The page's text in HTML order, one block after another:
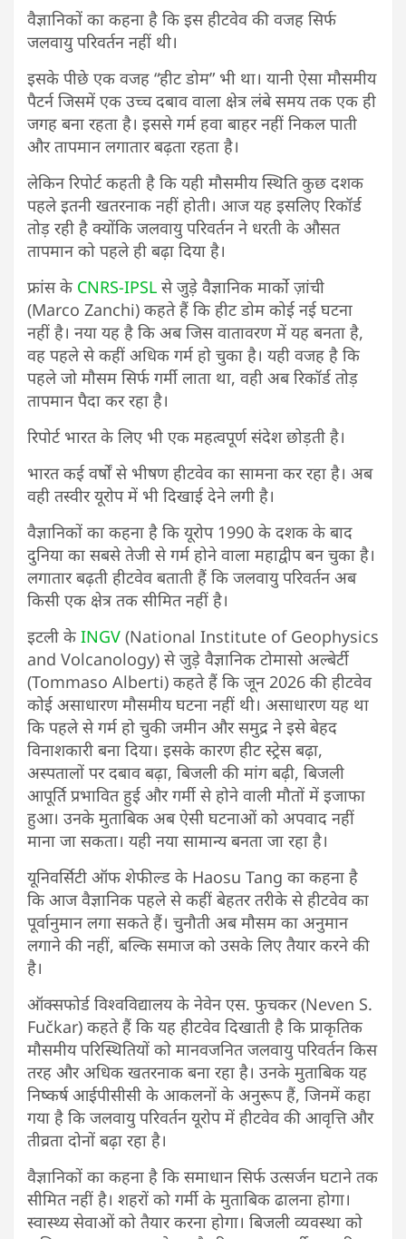
वैज्ञानिकों का कहना है कि इस हीटवेव की वजह सिर्फ
जलवायु परिवर्तन नहीं थी।
इसके पीछे एक वजह “हीट डोम” भी था। यानी ऐसा मौसमीय
पैटर्न जिसमें एक उच्च दबाव वाला क्षेत्र लंबे समय तक एक ही
जगह बना रहता है। इससे गर्म हवा बाहर नहीं निकल पाती
और तापमान लगातार बढ़ता रहता है।
लेकिन रिपोर्ट कहती है कि यही मौसमीय स्थिति कुछ दशक
पहले इतनी खतरनाक नहीं होती। आज यह इसलिए रिकॉर्ड
तोड़ रही है क्योंकि जलवायु परिवर्तन ने धरती के औसत
तापमान को पहले ही बढ़ा दिया है।
फ्रांस के CNRS-IPSL से जुड़े वैज्ञानिक मार्को ज़ांची
(Marco Zanchi) कहते हैं कि हीट डोम कोई नई घटना
नहीं है। नया यह है कि अब जिस वातावरण में यह बनता है,
वह पहले से कहीं अधिक गर्म हो चुका है। यही वजह है कि
पहले जो मौसम सिर्फ गर्मी लाता था, वही अब रिकॉर्ड तोड़
तापमान पैदा कर रहा है।
रिपोर्ट भारत के लिए भी एक महत्वपूर्ण संदेश छोड़ती है।
भारत कई वर्षों से भीषण हीटवेव का सामना कर रहा है। अब
वही तस्वीर यूरोप में भी दिखाई देने लगी है।
वैज्ञानिकों का कहना है कि यूरोप 1990 के दशक के बाद
दुनिया का सबसे तेजी से गर्म होने वाला महाद्वीप बन चुका है।
लगातार बढ़ती हीटवेव बताती हैं कि जलवायु परिवर्तन अब
किसी एक क्षेत्र तक सीमित नहीं है।
इटली के INGV (National Institute of Geophysics
and Volcanology) से जुड़े वैज्ञानिक टोमासो अल्बेर्टी
(Tommaso Alberti) कहते हैं कि जून 2026 की हीटवेव
कोई असाधारण मौसमीय घटना नहीं थी। असाधारण यह था
कि पहले से गर्म हो चुकी जमीन और समुद्र ने इसे बेहद
विनाशकारी बना दिया। इसके कारण हीट स्ट्रेस बढ़ा,
अस्पतालों पर दबाव बढ़ा, बिजली की मांग बढ़ी, बिजली
आपूर्ति प्रभावित हुई और गर्मी से होने वाली मौतों में इजाफा
हुआ। उनके मुताबिक अब ऐसी घटनाओं को अपवाद नहीं
माना जा सकता। यही नया सामान्य बनता जा रहा है।
यूनिवर्सिटी ऑफ शेफील्ड के Haosu Tang का कहना है
कि आज वैज्ञानिक पहले से कहीं बेहतर तरीके से हीटवेव का
पूर्वानुमान लगा सकते हैं। चुनौती अब मौसम का अनुमान
लगाने की नहीं, बल्कि समाज को उसके लिए तैयार करने की
है।
ऑक्सफोर्ड विश्वविद्यालय के नेवेन एस. फुचकर (Neven S.
Fučkar) कहते हैं कि यह हीटवेव दिखाती है कि प्राकृतिक
मौसमीय परिस्थितियों को मानवजनित जलवायु परिवर्तन किस
तरह और अधिक खतरनाक बना रहा है। उनके मुताबिक यह
निष्कर्ष आईपीसीसी के आकलनों के अनुरूप हैं, जिनमें कहा
गया है कि जलवायु परिवर्तन यूरोप में हीटवेव की आवृत्ति और
तीव्रता दोनों बढ़ा रहा है।
वैज्ञानिकों का कहना है कि समाधान सिर्फ उत्सर्जन घटाने तक
सीमित नहीं है। शहरों को गर्मी के मुताबिक ढालना होगा।
स्वास्थ्य सेवाओं को तैयार करना होगा। बिजली व्यवस्था को